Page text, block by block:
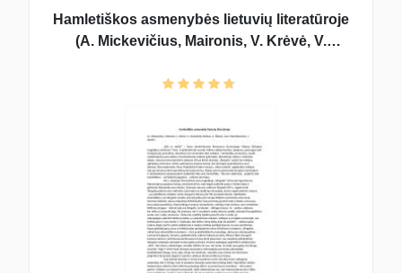
Hamletiškos asmenybės lietuvių literatūroje
(A. Mickevičius, Maironis, V. Krėvė, V.
Marcinkevičius, J. Aputis)